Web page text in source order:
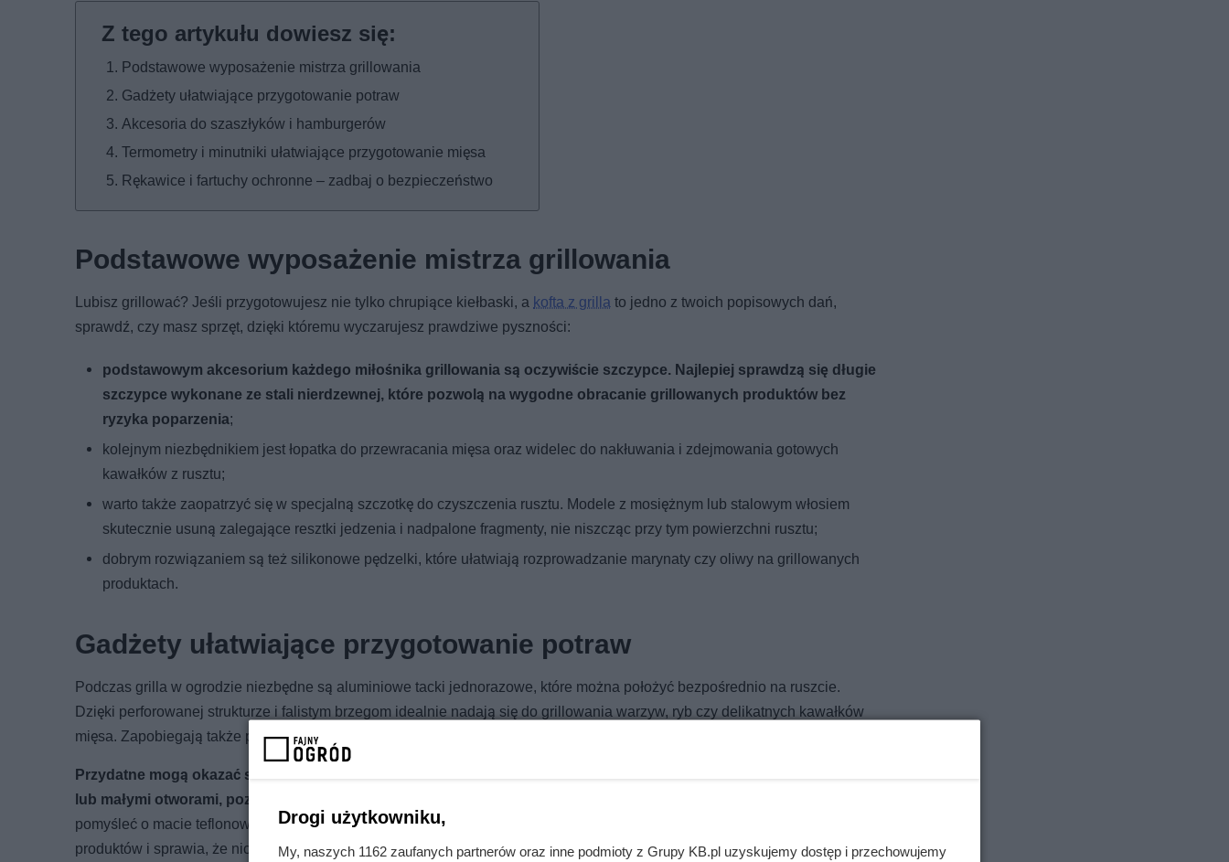
Podstawowe wyposażenie mistrza grillowania
Gadżety ułatwiające przygotowanie potraw
Akcesoria do szaszłyków i hamburgerów
Termometry i minutniki ułatwiające przygotowanie mięsa
Rękawice i fartuchy ochronne – zadbaj o bezpieczeństwo
Podstawowe wyposażenie mistrza grillowania
Lubisz grillować? Jeśli przygotowujesz nie tylko chrupiące kiełbaski, a kofta z grilla to jedno z twoich popisowych dań,
sprawdź, czy masz sprzęt, dzięki któremu wyczarujesz prawdziwe pyszności:
podstawowym akcesorium każdego miłośnika grillowania są oczywiście szczypce. Najlepiej sprawdzą się długie
szczypce wykonane ze stali nierdzewnej, które pozwolą na wygodne obracanie grillowanych produktów bez
ryzyka poparzenia;
kolejnym niezbędnikiem jest łopatka do przewracania mięsa oraz widelec do nakłuwania i zdejmowania gotowych
kawałków z rusztu;
warto także zaopatrzyć się w specjalną szczotkę do czyszczenia rusztu. Modele z mosiężnym lub stalowym włosiem
skutecznie usuną zalegające resztki jedzenia i nadpalone fragmenty, nie niszcząc przy tym powierzchni rusztu;
dobrym rozwiązaniem są też silikonowe pędzelki, które ułatwiają rozprowadzanie marynaty czy oliwy na grillowanych
produktach.
Gadżety ułatwiające przygotowanie potraw
Podczas grilla w ogrodzie niezbędne są aluminiowe tacki jednorazowe, które można położyć bezpośrednio na ruszcie.
Dzięki perforowanej strukturze i falistym brzegom idealnie nadają się do grillowania warzyw, ryb czy delikatnych kawałków
mięsa. Zapobiegają także przywieraniu i przypalaniu się potraw.
Przydatne mogą okazać się również specjalne kosze do grillowania. Wykonane ze stali nierdzewnej, z gęstą siatką
lub małymi otworami, pozwalają na wygodne opiekanie mniejszych produktów jak warzywa czy owoce.
pomyśleć o macie teflonowej, którą rozkłada się bezpośrednio na ruszcie. Mata zapobiega przywieraniu delikatnych
produktów i sprawia, że nic nie wpada między prętami rusztu.
Drogi użytkowniku,
My, naszych 1162 zaufanych partnerów oraz inne podmioty z Grupy KB.pl uzyskujemy dostęp i przechowujemy